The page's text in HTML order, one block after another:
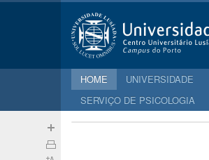
HOME UNIVERSIDADE
SERVIÇO DE PSICOLOGIA